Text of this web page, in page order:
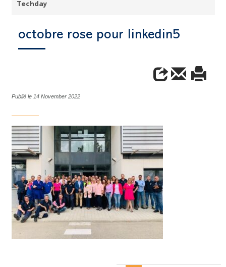
Techday
octobre rose pour linkedin5
Publié le 14 November 2022